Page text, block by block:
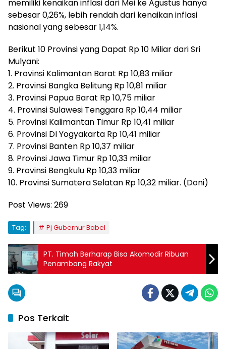
memiliki kenaikan inflasi dari Mei ke Agustus hanya
sebesar 0,26%, lebih rendah dari kenaikan inflasi
nasional yang sebesar 1,14%.
Berikut 10 Provinsi yang Dapat Rp 10 Miliar dari Sri
Mulyani:
1. Provinsi Kalimantan Barat Rp 10,83 miliar
2. Provinsi Bangka Belitung Rp 10,81 miliar
3. Provinsi Papua Barat Rp 10,75 miliar
4. Provinsi Sulawesi Tenggara Rp 10,44 miliar
5. Provinsi Kalimantan Timur Rp 10,41 miliar
6. Provinsi DI Yogyakarta Rp 10,41 miliar
7. Provinsi Banten Rp 10,37 miliar
8. Provinsi Jawa Timur Rp 10,33 miliar
9. Provinsi Bengkulu Rp 10,33 miliar
10. Provinsi Sumatera Selatan Rp 10,32 miliar. (Doni)
Post Views: 269
Tag: Pj Gubernur Babel
PT. Timah Berharap Bisa Akomodir Ribuan
Penambang Rakyat
Pos Terkait